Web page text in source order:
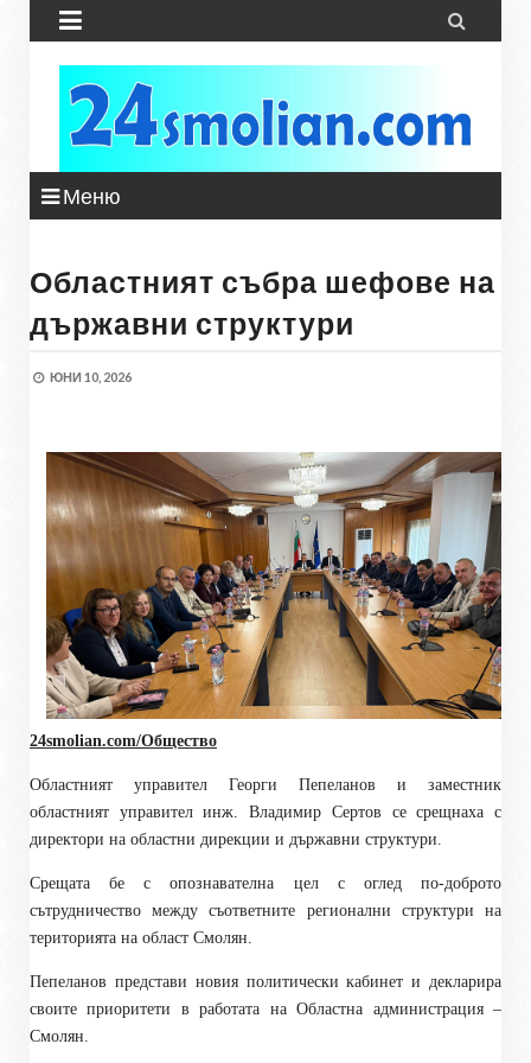
 
Меню
Областният събра шефове на
държавни структури
ЮНИ 10, 2026
24smolian.com/Общество
Областният управител Георги Пепеланов и заместник
областният управител инж. Владимир Сертов се срещнаха с
директори на областни дирекции и държавни структури.
Срещата бе с опознавателна цел с оглед по-доброто
сътрудничество между съответните регионални структури на
територията на област Смолян.
Пепеланов представи новия политически кабинет и декларира
своите приоритети в работата на Областна администрация –
Смолян.